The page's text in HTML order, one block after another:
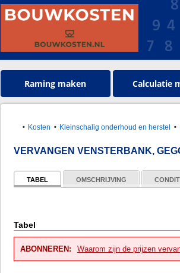
Raming maken Calculatie
Kosten Kleinschalig onderhoud en herstel
VERVANGEN VENSTERBANK,
TABEL OMSCHRIJVING
Tabel
ABONNEREN: Waarom zijn de prijzen